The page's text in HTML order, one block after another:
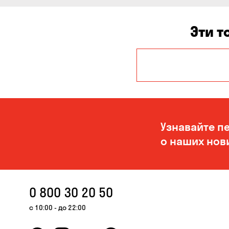
Эти
Белогородка
Вольная
Терешковка
Узнавайте
о наших
0 800 30 20 50
с 10:00 - до 22:00